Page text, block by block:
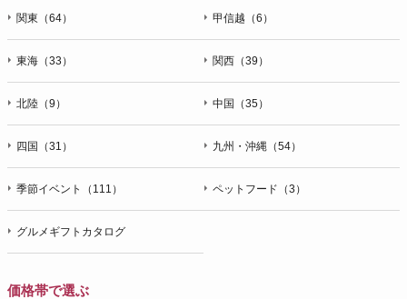
関東（64） 甲信越（6）
東海（33） 関西（39）
北陸（9） 中国（35）
四国（31） 九州・沖縄（54）
季節イベント（111） ペットフード（3）
グルメギフトカタログ
価格帯で選ぶ